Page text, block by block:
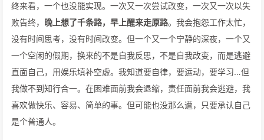
终来看，一个也没能实现。一次又一次尝试改变，一次又一次以失
败告终， 晚上想了千条路，早上醒来走原路。我会抱怨工作太忙，
没有时间思考，没有时间改变。但一个又一个宁静的深夜，一个又
一个空闲的假期，换来的不是自我反思，不是自我改变，而是逃避
直面自己，用娱乐填补空虚。我知道要自律，要运动，要学习…但
我做不到知行合一。在困难面前我会退缩，责任面前我会逃避，我
喜欢做快乐、容易、简单的事。但可能也没那么遭，只要承认自己
是个普通人。